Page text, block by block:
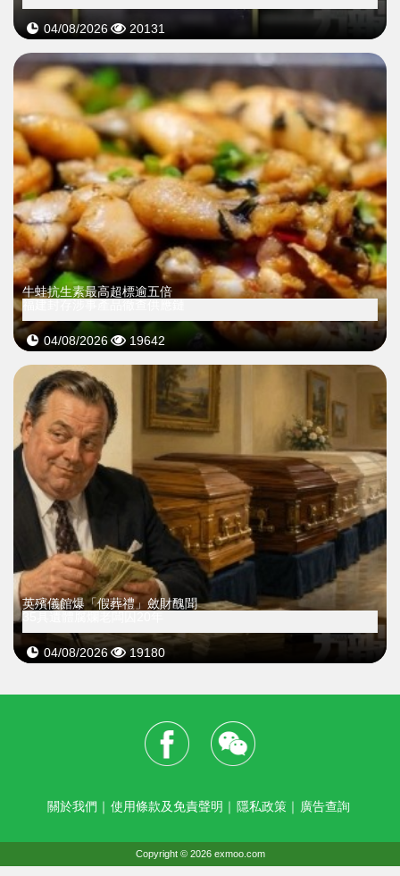
04/08/2026 20131
牛蛙抗生素最高超標逾五倍
04/08/2026 19642
英殯儀館爆「假葬禮」斂財醜聞
04/08/2026 19180
關於我們 ｜ 使用條款及免責聲明 ｜ 隱私政策 ｜ 廣告查詢
Copyright © 2026 exmoo.com